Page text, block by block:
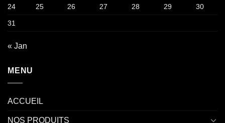
24 25 26 27 28 29 30
31
« Jan
MENU
ACCUEIL
NOS PRODUITS